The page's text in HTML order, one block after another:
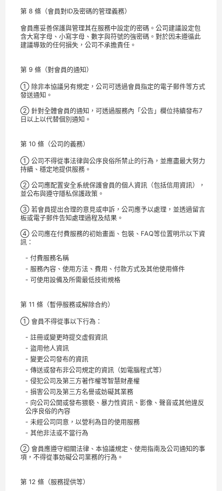
第 8 條（會員對ID及密碼的管理義務）
會員應妥善保護與管理其在服務中設定的密碼。公司建議設定包
含大寫字母、小寫字母、數字與符號的強密碼。對於因未遵循此
建議導致的任何損失，公司不承擔責任。
第 9 條（對會員的通知）
① 除非本協議另有規定，公司可透過會員指定的電子郵件等方式
發送通知。
② 針對全體會員的通知，可透過服務內「公告」欄位持續發布7
日以上以代替個別通知。
第 10 條（公司的義務）
① 公司不得從事法律與公序良俗所禁止的行為，並應盡最大努力
持續、穩定地提供服務。
② 公司應配置安全系統保護會員的個人資訊（包括信用資訊），
並公布與遵守隱私保護政策。
③ 若會員提出合理的意見或申訴，公司應予以處理，並透過留言
板或電子郵件告知處理過程及結果。
④ 公司應在付費服務的初始畫面、包裝、FAQ等位置明示以下資
訊：
- 付費服務名稱
- 服務內容、使用方法、費用、付款方式及其他使用條件
- 可使用設備及所需最低技術規格
第 11 條（暫停服務或解除合約）
① 會員不得從事以下行為：
- 註冊或變更時提交虛假資訊
- 盜用他人資訊
- 變更公司發布的資訊
- 傳送或發布非公司規定的資訊（如電腦程式等）
- 侵犯公司及第三方著作權等智慧財產權
- 損害公司及第三方名譽或妨礙其業務
- 向公司公開或發布猥褻、暴力性資訊、影像、聲音或其他違反
公序良俗的內容
- 未經公司同意，以營利為目的使用服務
- 其他非法或不當行為
② 會員應遵守相關法律、本協議規定、使用指南及公司通知的事
項，不得從事妨礙公司業務的行為。
第 12 條（服務提供等）